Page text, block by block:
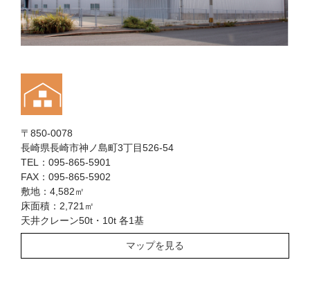
〒850-0078
長崎県長崎市神ノ島町3丁目526-54
TEL：095-865-5901
FAX：095-865-5902
敷地：4,582㎡
床面積：2,721㎡
天井クレーン50t・10t 各1基
マップを見る